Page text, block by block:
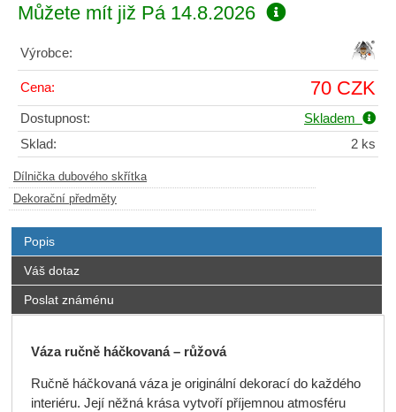
Můžete mít již Pá 14.8.2026
Výrobce:
Cena: 70 CZK
Dostupnost:
Skladem
Sklad:
2 ks
Dílnička dubového skřítka
Dekorační předměty
Popis
Váš dotaz
Poslat známénu
Váza ručně háčkovaná – růžová
Ručně háčkovaná váza je originální dekorací do každého
interiéru. Její něžná krása vytvoří příjemnou atmosféru